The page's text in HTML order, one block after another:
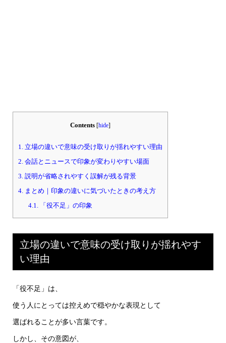
Contents [hide]
1.立場の違いで意味の受け取りが揺れやすい理由
2.会話とニュースで印象が変わりやすい場面
3.説明が省略されやすく誤解が残る背景
4.まとめ｜印象の違いに気づいたときの考え方
4.1.「役不足」の印象
立場の違いで意味の受け取りが揺れやす
い理由
「役不足」は、
使う人にとっては控えめで穏やかな表現として
選ばれることが多い言葉です。
しかし、その意図が、